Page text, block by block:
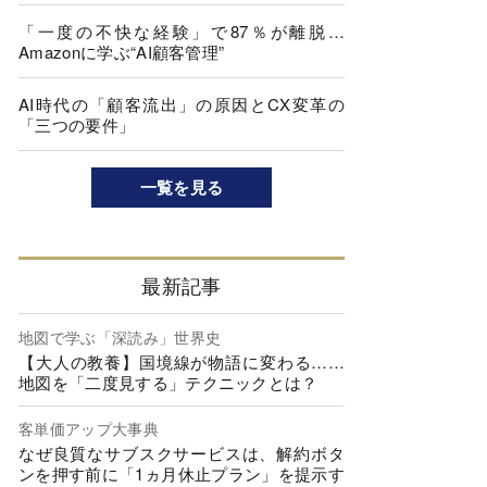
「一度の不快な経験」で87％が離脱…
Amazonに学ぶ“AI顧客管理”
AI時代の「顧客流出」の原因とCX変革の
「三つの要件」
一覧を見る
最新記事
地図で学ぶ「深読み」世界史
【大人の教養】国境線が物語に変わる……
地図を「二度見する」テクニックとは？
客単価アップ大事典
なぜ良質なサブスクサービスは、解約ボタ
ンを押す前に「1ヵ月休止プラン」を提示す